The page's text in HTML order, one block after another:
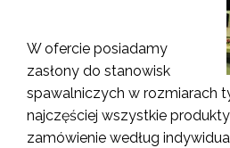
W ofercie posiadamy
zasłony do stanowisk
spawalniczych w rozmiarach
najczęściej wszystkie
zamówienie według